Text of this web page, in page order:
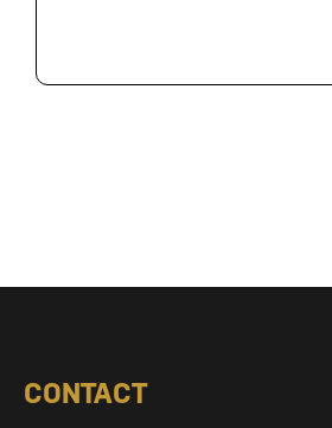
CONTACT